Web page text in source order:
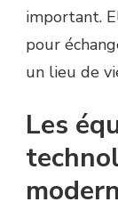
important.
pour
un lieu de
Les